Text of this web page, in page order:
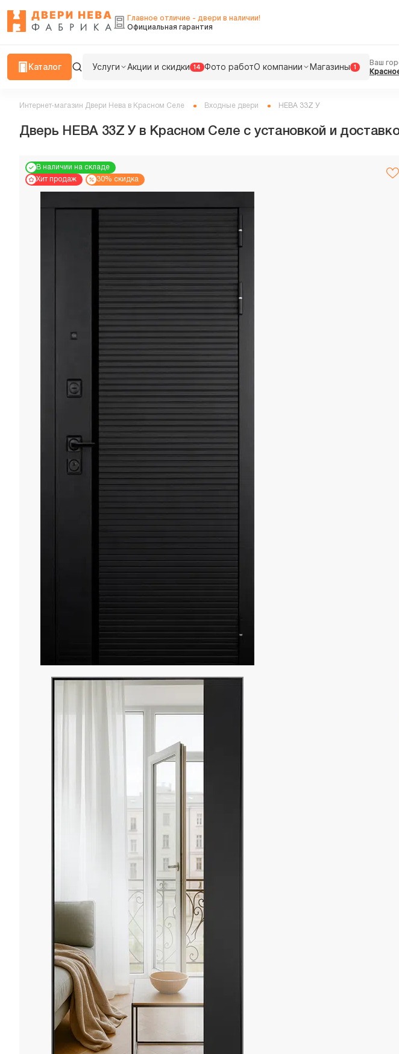
Главное отличие - двери в наличии!
Официальная гарантия
Каталог Услуги Акции и скидки 14 Фото работО компании Магазины 1
Ваш
Интернет-магазин Двери Нева в Красном Селе Входные двери НЕВА 33Z У
Дверь НЕВА 33Z У в Красном Селе с установкой и
В наличии на складе
Хит продаж
30% скидка